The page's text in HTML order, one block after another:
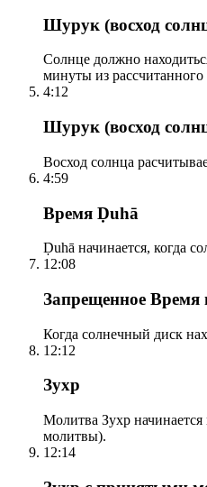
Шурук (восход
Солнце должно
минуты из
4:12
Шурук (восход
Восход солнца
4:59
Время Ḍuhā
Ḍuhā начинается, когда
12:08
Запрещенное Время
Когда солнечный диск
12:12
Зухр
Молитва Зухр
молитвы).
12:14